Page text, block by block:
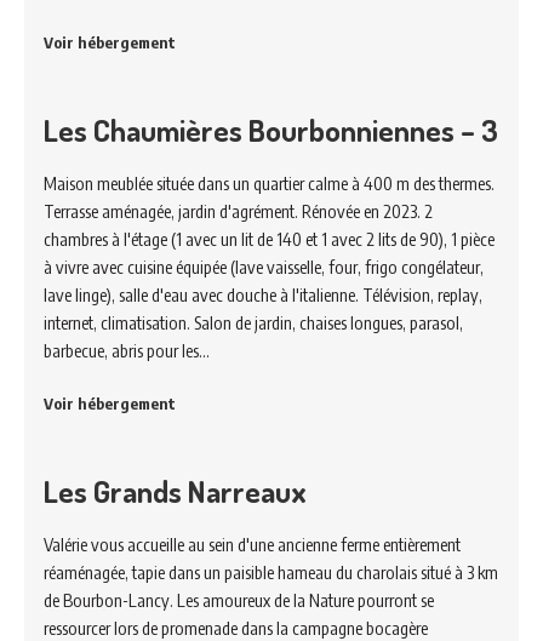
Voir hébergement
Les Chaumières Bourbonniennes – 3
Maison meublée située dans un quartier calme à 400 m des thermes.
Terrasse aménagée, jardin d'agrément. Rénovée en 2023. 2
chambres à l'étage (1 avec un lit de 140 et 1 avec 2 lits de 90), 1 pièce
à vivre avec cuisine équipée (lave vaisselle, four, frigo congélateur,
lave linge), salle d'eau avec douche à l'italienne. Télévision, replay,
internet, climatisation. Salon de jardin, chaises longues, parasol,
barbecue, abris pour les…
Voir hébergement
Les Grands Narreaux
Valérie vous accueille au sein d'une ancienne ferme entièrement
réaménagée, tapie dans un paisible hameau du charolais situé à 3 km
de Bourbon-Lancy. Les amoureux de la Nature pourront se
ressourcer lors de promenade dans la campagne bocagère